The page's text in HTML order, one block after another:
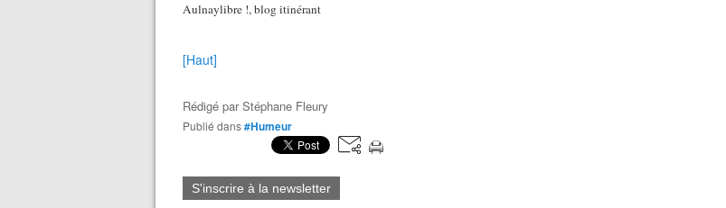
Aulnaylibre !, blog itinérant
[Haut]
Rédigé parStéphane Fleury
Publié dans#Humeur
S'inscrire à la newsletter